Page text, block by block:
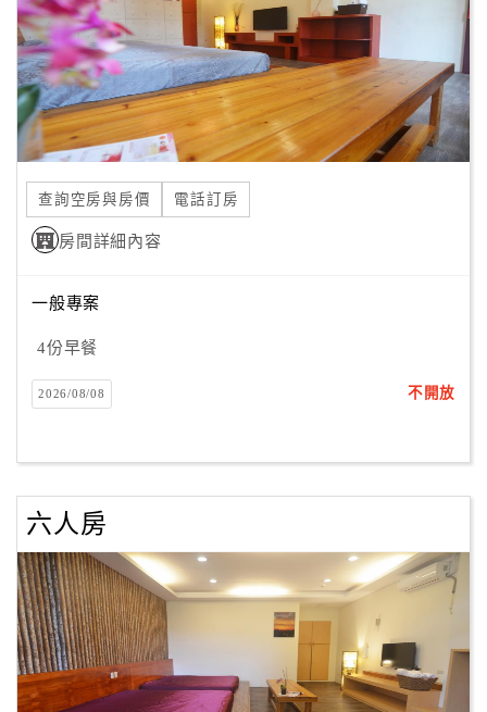
伴
計
劃
商
品
宣
傳
查詢空房與房價 電話訂房
房間詳細內容
一般專案
4份早餐
2026/08/08 不開放
六人房